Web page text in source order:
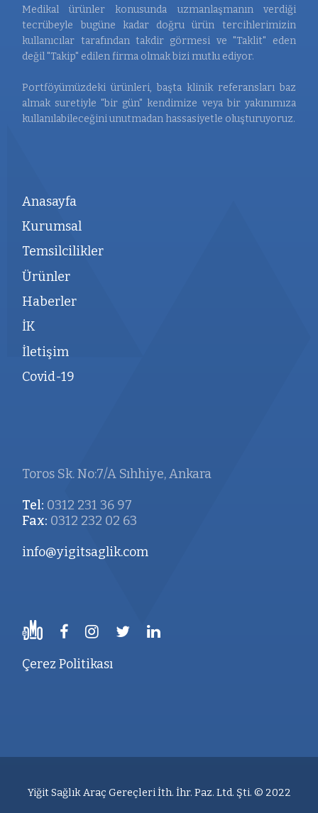
Medikal ürünler konusunda uzmanlaşmanın verdiği
tecrübeyle bugüne kadar doğru ürün tercihlerimizin
kullanıcılar tarafından takdir görmesi ve "Taklit" eden
değil "Takip" edilen firma olmak bizi mutlu ediyor.
Portföyümüzdeki ürünleri, başta klinik referansları baz
almak suretiyle "bir gün" kendimize veya bir yakınımıza
kullanılabileceğini unutmadan hassasiyetle oluşturuyoruz.
Anasayfa
Kurumsal
Temsilcilikler
Ürünler
Haberler
İK
İletişim
Covid-19
Toros Sk. No:7/A Sıhhiye, Ankara
Tel: 0312 231 36 97
Fax: 0312 232 02 63
info@yigitsaglik.com
Çerez Politikası
Yiğit Sağlık Araç Gereçleri İth. İhr. Paz. Ltd. Şti. © 2022